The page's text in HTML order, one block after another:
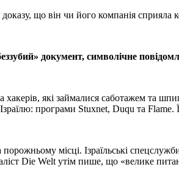
що він чи його компанія сприяла
документ, символічне
які займалися саботажем та
програми Stuxnet, Duqu та
місці. Ізраїльські
Die Welt утім пише, що «велике